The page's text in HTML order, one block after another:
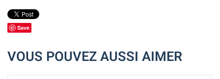
Save
VOUS POUVEZ AUSSI AIMER